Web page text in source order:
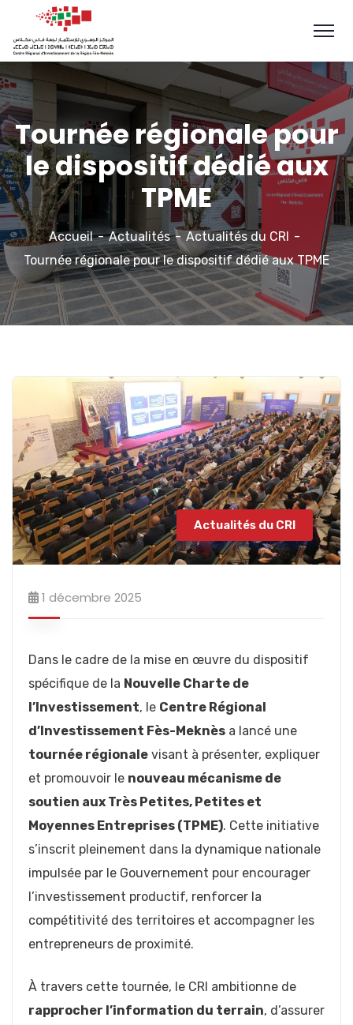
Tournée régionale pour
le dispositif dédié aux
TPME
Accueil Actualités
Actualités du CRI
Tournée régionale pour le dispositif dédié aux TPME
Actualités du CRI
1 décembre 2025
Dans le cadre de la mise en œuvre du dispositif
spécifique de la Nouvelle Charte de
l’Investissement, le Centre Régional
d’Investissement Fès-Meknès a lancé une
tournée régionale visant à présenter, expliquer
et promouvoir le nouveau mécanisme de
soutien aux Très Petites, Petites et
Moyennes Entreprises (TPME). Cette initiative
s’inscrit pleinement dans la dynamique nationale
impulsée par le Gouvernement pour encourager
l’investissement productif, renforcer la
compétitivité des territoires et accompagner les
entrepreneurs de proximité.
À travers cette tournée, le CRI ambitionne de
rapprocher l’information du terrain, d’assurer